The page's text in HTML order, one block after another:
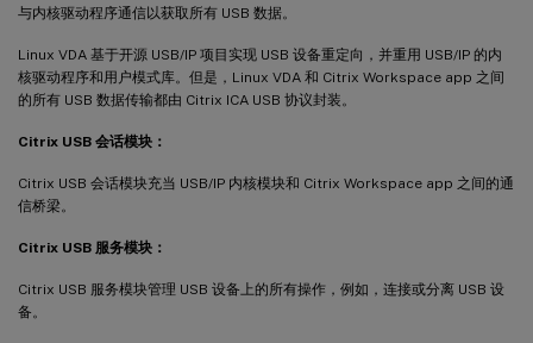
与内核驱动程序通信以获取所有 USB 数据。
Linux VDA 基于开源 USB/IP 项目实现 USB 设备重定向，并重用 USB/IP 的内
核驱动程序和用户模式库。但是，Linux VDA 和 Citrix Workspace app 之间
的所有 USB 数据传输都由 Citrix ICA USB 协议封装。
Citrix USB 会话模块：
Citrix USB 会话模块充当 USB/IP 内核模块和 Citrix Workspace app 之间的通
信桥梁。
Citrix USB 服务模块：
Citrix USB 服务模块管理 USB 设备上的所有操作，例如，连接或分离 USB 设
备。